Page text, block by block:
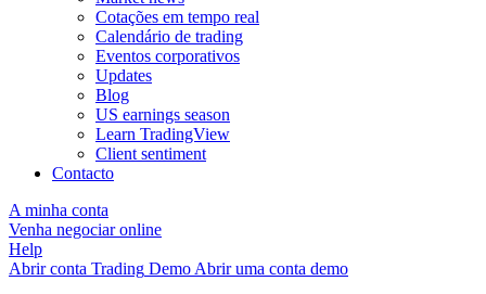
Cotações em tempo real
Calendário de trading
Eventos corporativos
Updates
Blog
US earnings season
Learn TradingView
Client sentiment
Contacto
A minha conta
Venha negociar online
Help
Abrir conta Trading Demo Abrir uma conta demo